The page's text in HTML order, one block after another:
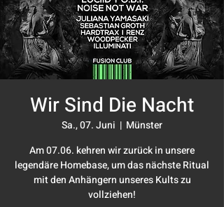
Wir Sind Die Nacht
Sa., 07. Juni
  |
Münster
Am 07.06. kehren wir zurück in unsere
legendäre Homebase, um das nächste Ritual
mit den Anhängern unseres Kults zu
vollziehen!